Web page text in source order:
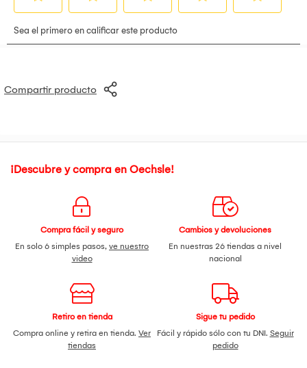
Compartir producto
¡Descubre y compra en Oechsle!
Compra fácil y seguro
En solo 6 simples pasos, ve nuestro
video
Cambios y devoluciones
En nuestras 26 tiendas a nivel
nacional
Retiro en tienda
Compra online y retira en tienda. Ver
tiendas
Sigue tu pedido
Fácil y rápido sólo con tu DNI. Seguir
pedido